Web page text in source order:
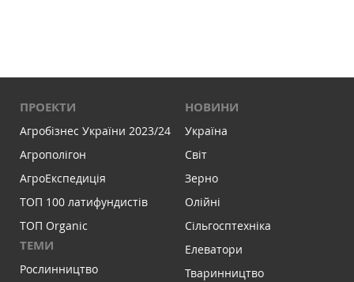
ПРОЕКТИ
Агробізнес України 2023/24
Агрополігон
АгроЕкспедиція
ТОП 100 латифундистів
ТОП Organic
ТЕМИ
Рослинництво
НОВИНИ
Україна
Світ
Зерно
Олійні
Сільгосптехніка
Елеватори
Тваринництво